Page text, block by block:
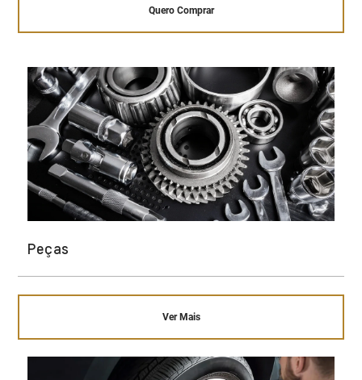
Quero Comprar
Peças
Ver Mais